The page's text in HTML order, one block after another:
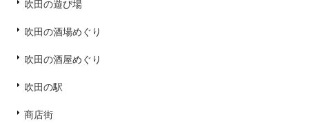
吹田の遊び場
吹田の酒場めぐり
吹田の酒屋めぐり
吹田の駅
商店街